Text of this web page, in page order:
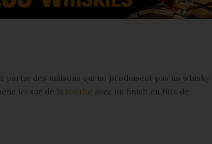
partie des maisons qui ne produisent pas un whisky
ici sur de la tourbe avec un finish en fûts de